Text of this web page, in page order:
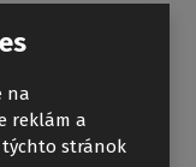
na
reklám a
stránok